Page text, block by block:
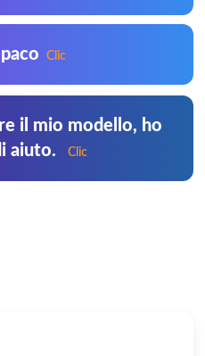
Clic
il mio modello, ho
aiuto.
Clic